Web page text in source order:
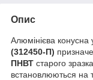
Опис
Алюмінієва
(312450-П)
ПНВТ старого
встановлюються на